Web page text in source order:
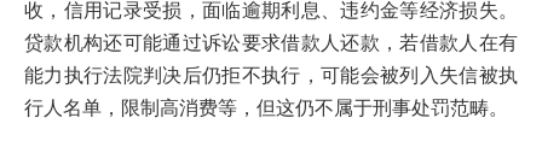
收，信用记录受损，面临逾期利息、违约金等经济损失。
贷款机构还可能通过诉讼要求借款人还款，若借款人在有
能力执行法院判决后仍拒不执行，可能会被列入失信被执
行人名单，限制高消费等，但这仍不属于刑事处罚范畴。